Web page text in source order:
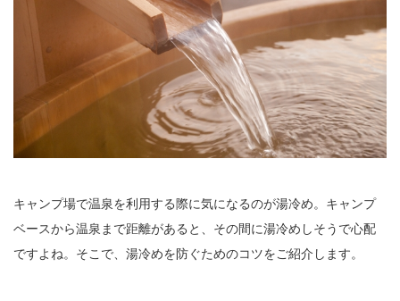
キャンプ場で温泉を利用する際に気になるのが湯冷め。キャンプ
ベースから温泉まで距離があると、その間に湯冷めしそうで心配
ですよね。そこで、湯冷めを防ぐためのコツをご紹介します。